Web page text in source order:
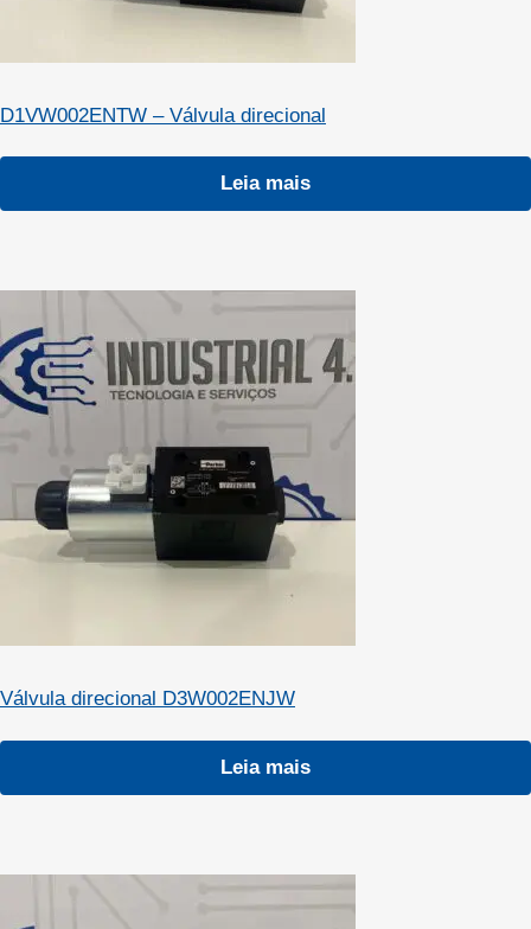
D1VW002ENTW – Válvula direcional
Leia mais
Válvula direcional D3W002ENJW
Leia mais